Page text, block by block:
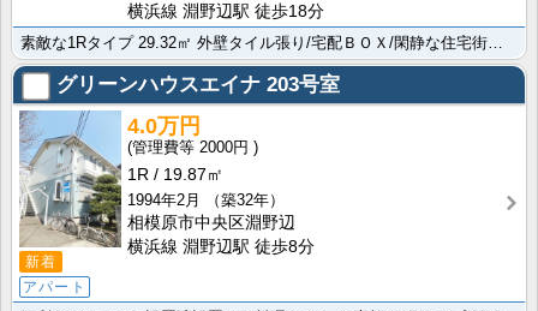
横浜線 淵野辺駅 徒歩18分
グリーンハウスエイナ 203号室
新着
アパート
4.0万円
2000円
1R
19.87㎡
1994年2月
（築32年）
相模原市中央区淵野辺
横浜線 淵野辺駅 徒歩8分